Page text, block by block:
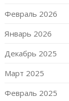
Февраль 2026
Январь 2026
Декабрь 2025
Март 2025
Февраль 2025